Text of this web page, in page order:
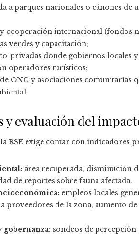
a parques nacionales o cánones
cooperación internacional (fondos
verdes y capacitación;
privadas donde gobiernos locales
operadores turísticos;
ONG y asociaciones comunitarias
y evaluación del
RSE exige contar con indicadores
área recuperada, disminución
de reportes sobre fauna afectada.
empleos locales
proveedores de la zona, aumento
gobernanza: sondeos de